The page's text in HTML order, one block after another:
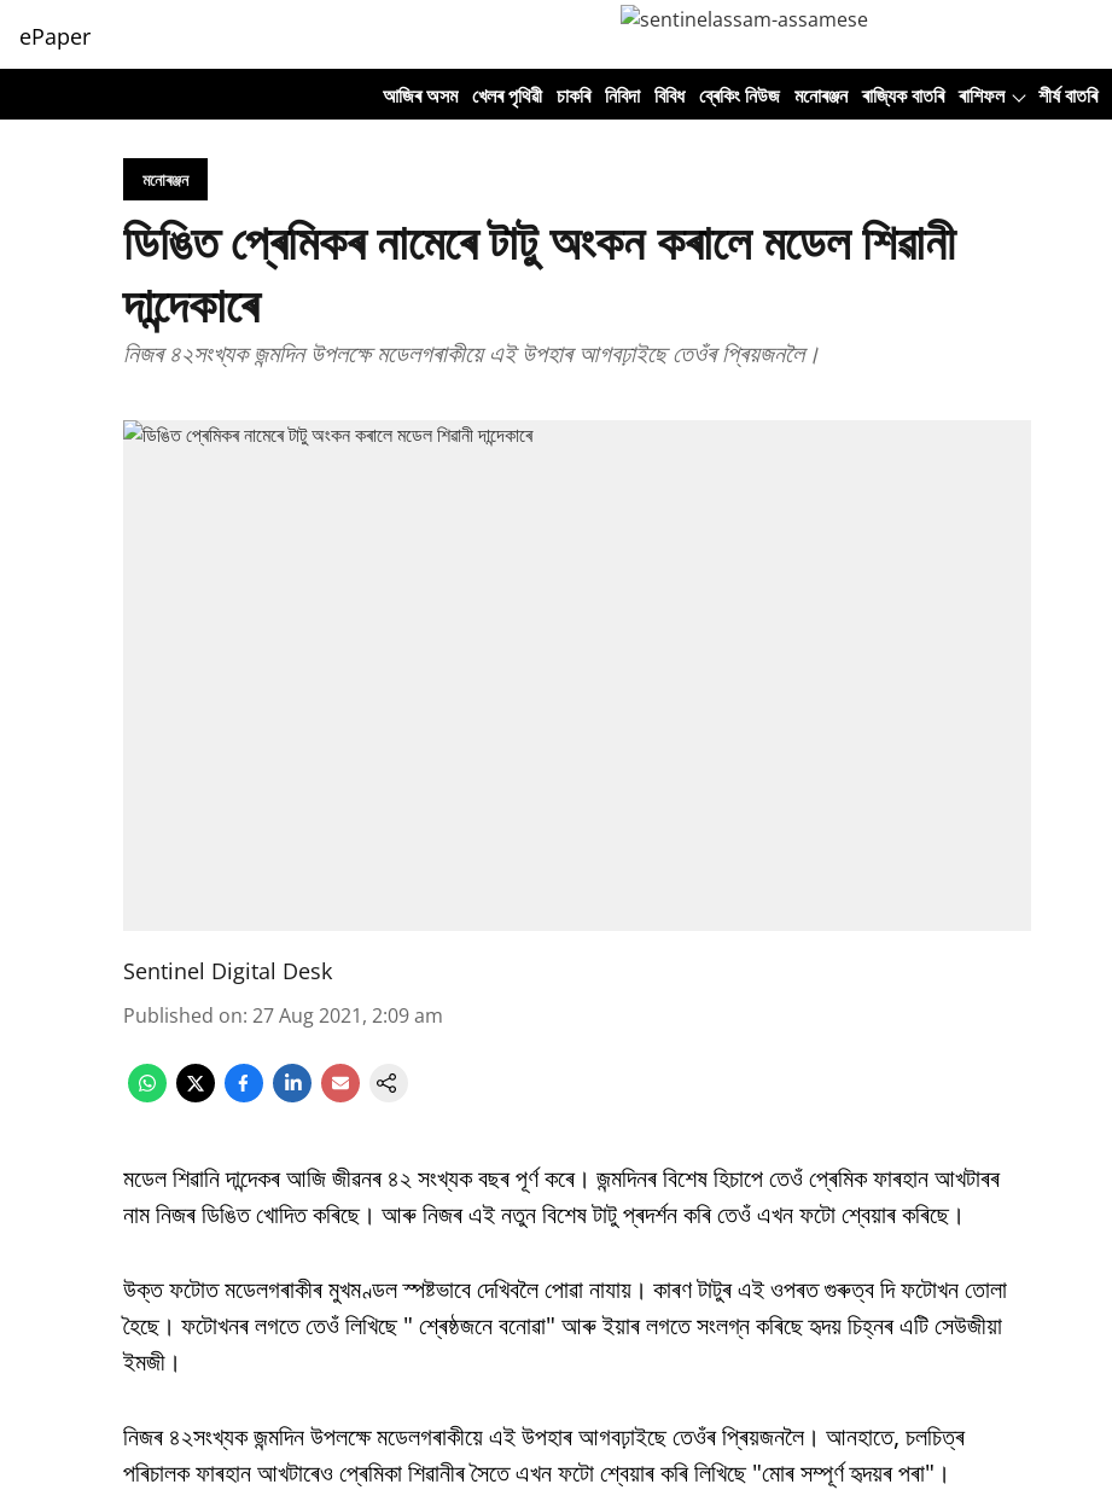
ePaper
আজিৰ অসম খেলৰ পৃথিৱী চাকৰি নিবিদা বিবিধ ব্ৰেকিং নিউজ মনোৰঞ্জন ৰাজ্যিক বাতৰি ৰাশিফল শীৰ্ষ বাতৰি
মনোৰঞ্জন
ডিঙিত প্ৰেমিকৰ নামেৰে টাটু অংকন কৰালে মডেল শিৱানী
দান্দেকাৰে
নিজৰ ৪২সংখ্যক জন্মদিন উপলক্ষে মডেলগৰাকীয়ে এই উপহাৰ আগবঢ়াইছে তেওঁৰ প্ৰিয়জনলৈ।
Sentinel Digital Desk
Published on: 27 Aug 2021, 2:09 am
মডেল শিৱানি দান্দেকৰ আজি জীৱনৰ ৪২ সংখ্যক বছৰ পূৰ্ণ কৰে। জন্মদিনৰ বিশেষ হিচাপে তেওঁ প্ৰেমিক ফাৰহান আখটাৰৰ
নাম নিজৰ ডিঙিত খোদিত কৰিছে। আৰু নিজৰ এই নতুন বিশেষ টাটু প্ৰদৰ্শন কৰি তেওঁ এখন ফটো শ্বেয়াৰ কৰিছে।
উক্ত ফটোত মডেলগৰাকীৰ মুখমণ্ডল স্পষ্টভাবে দেখিবলৈ পোৱা নাযায়। কাৰণ টাটুৰ এই ওপৰত গুৰুত্ব দি ফটোখন তোলা
হৈছে। ফটোখনৰ লগতে তেওঁ লিখিছে " শ্ৰেষ্ঠজনে বনোৱা" আৰু ইয়াৰ লগতে সংলগ্ন কৰিছে হৃদয় চিহ্নৰ এটি সেউজীয়া
ইমজী।
নিজৰ ৪২সংখ্যক জন্মদিন উপলক্ষে মডেলগৰাকীয়ে এই উপহাৰ আগবঢ়াইছে তেওঁৰ প্ৰিয়জনলৈ। আনহাতে, চলচিত্ৰ
পৰিচালক ফাৰহান আখটাৰেও প্ৰেমিকা শিৱানীৰ সৈতে এখন ফটো শ্বেয়াৰ কৰি লিখিছে "মোৰ সম্পূৰ্ণ হৃদয়ৰ পৰা"।